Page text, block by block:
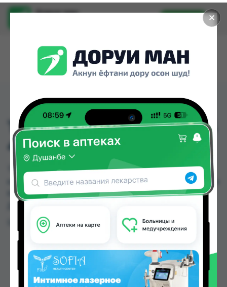
✕
Доруи ман
Установить
TIDE HS WHITE CLOUDS
400 GR X22
TIDE HS WHITE CLOUDS 400 GR X22 можно
купить или заказать в аптеках, Нишон №1, Нишон
№3, Эколайф по цене от 13.00 TJS до 36.00 TJS в
Цена: от13.00 TJS